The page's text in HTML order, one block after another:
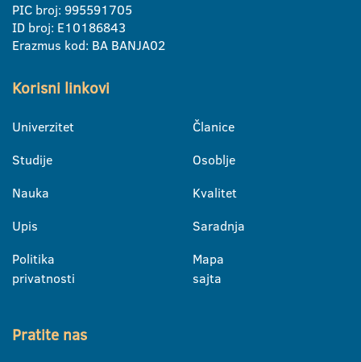
PIC broj: 995591705
ID broj: E10186843
Erazmus kod: BA BANJA02
Korisni linkovi
Univerzitet
Studije
Nauka
Upis
Politika
privatnosti
Članice
Osoblje
Kvalitet
Saradnja
Mapa
sajta
Pratite nas